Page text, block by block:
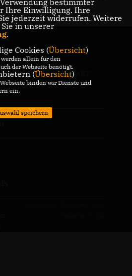
KONTAKT
Ihre Einwilligung. Ihre
jederzeit widerrufen. Weitere
in unserer
.
Cookies (Übersicht)
allein für den
der Webseite benötigt.
(Übersicht)
binden wir Dienste und
ein.
speichern